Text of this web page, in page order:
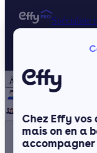
Chez Effy vos
mais on en a
accompagner
À propos
Notre équipe
Spécialiste